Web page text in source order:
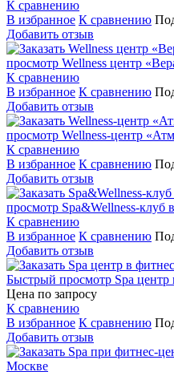
К сравнению
В избранное К сравнению
Добавить отзыв
просмотр Wellness центр
К сравнению
В избранное К сравнению
Добавить отзыв
просмотр Wellness-центр
К сравнению
В избранное К сравнению
Добавить отзыв
просмотр Spa&Wellness-клуб
К сравнению
В избранное К сравнению
Добавить отзыв
Быстрый просмотр Spa
Цена по запросу
К сравнению
В избранное К сравнению
Добавить отзыв